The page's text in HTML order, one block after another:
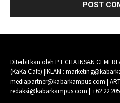
Diterbitkan oleh PT CITA INSAN
(KaKa Cafe) |IKLAN :
mediapartner@kabarkampus.com |
redaksi@kabarkampus.com | +62 22